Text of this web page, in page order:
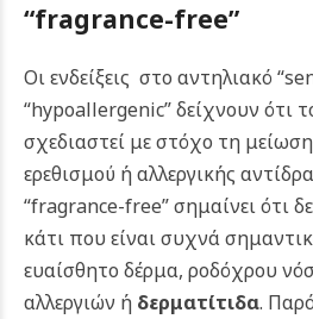
“fragrance-free”
Οι ενδείξεις στο αντηλιακό
“hypoallergenic” δείχνουν ότι
σχεδιαστεί με στόχο τη
ερεθισμού ή αλλεργικής
“fragrance-free” σημαίνει ότι
κάτι που είναι συχνά
ευαίσθητο δέρμα, ροδόχρου
αλλεργιών ή δερματίτιδα.